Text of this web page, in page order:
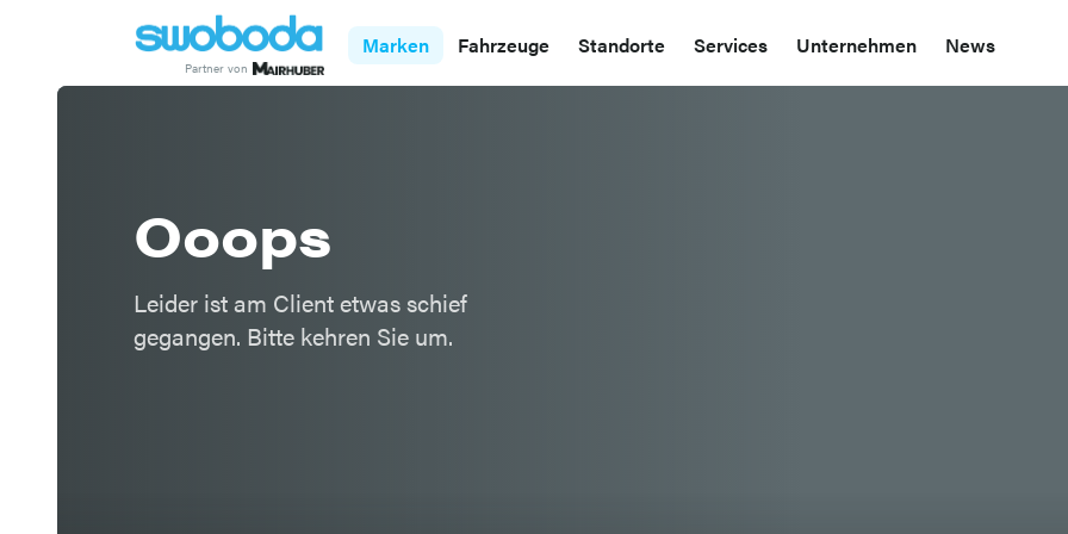
Partner von
Marken Fahrzeuge Standorte Services Unternehmen News
Etwas ist schief gegangen
Ooops
Leider ist am Client etwas schief
gegangen. Bitte kehren Sie um.